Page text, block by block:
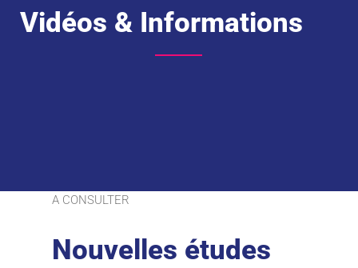
Vidéos & Informations
A CONSULTER
Nouvelles études